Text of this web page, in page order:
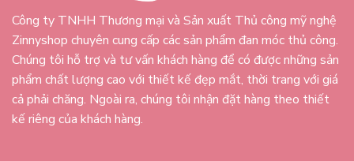
Công ty TNHH Thương mại và Sản xuất Thủ công mỹ nghệ
Zinnyshop chuyên cung cấp các sản phẩm đan móc thủ công.
Chúng tôi hỗ trợ và tư vấn khách hàng để có được những sản
phẩm chất lượng cao với thiết kế đẹp mắt, thời trang với giá
cả phải chăng. Ngoài ra, chúng tôi nhận đặt hàng theo thiết
kế riêng của khách hàng.